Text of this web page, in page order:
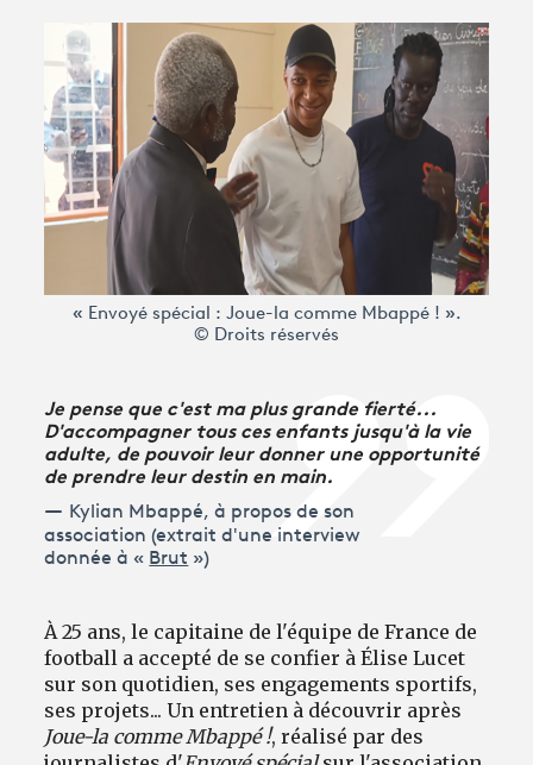
connexion
« Envoyé spécial : Joue-la comme Mbappé ! ».
© Droits réservés
Je pense que c'est ma plus grande fierté...
D'accompagner tous ces enfants jusqu'à la vie
adulte, de pouvoir leur donner une opportunité
de prendre leur destin en main.
Kylian Mbappé, à propos de son
association (extrait d'une interview
donnée à « Brut »)
À 25 ans, le capitaine de l'équipe de France de
football a accepté de se confier à Élise Lucet
sur son quotidien, ses engagements sportifs,
ses projets... Un entretien à découvrir après
Joue-la comme Mbappé !, réalisé par des